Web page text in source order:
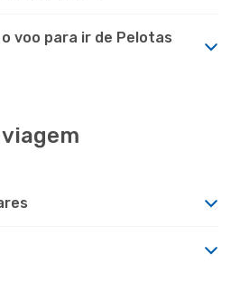
voo para ir de Pelotas